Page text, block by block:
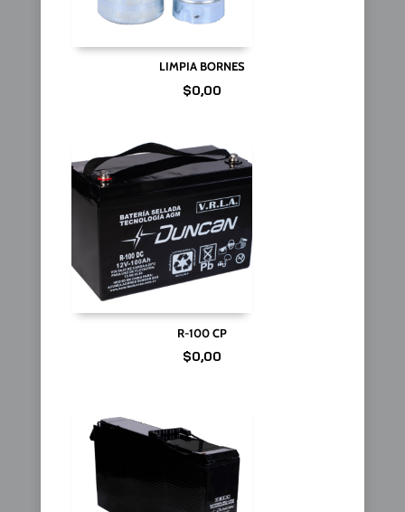
LIMPIA BORNES
$0,00
R-100 CP
$0,00